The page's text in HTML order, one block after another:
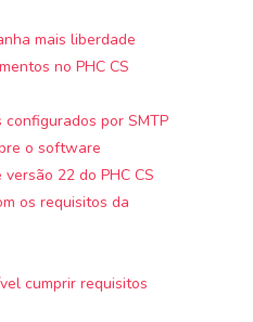
mais liberdade
no PHC CS
por SMTP
o software
22 do PHC CS
os requisitos da
cumprir requisitos